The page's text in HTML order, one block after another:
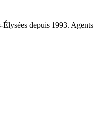
depuis 1993. Agents